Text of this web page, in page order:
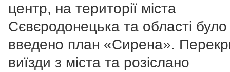
центр, на території міста
Сєвєродонецька та області було
введено план «Сирена».
виїзди з міста та розіслано